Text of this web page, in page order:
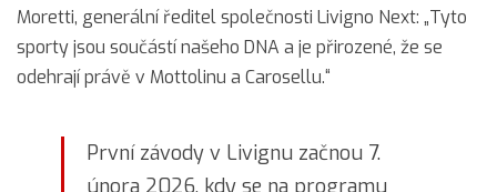
Moretti, generální ředitel společnosti Livigno Next: „Tyto
sporty jsou součástí našeho DNA a je přirozené, že se
odehrají právě v Mottolinu a Carosellu.“
První závody v Livignu začnou 7.
února 2026, kdy se na programu